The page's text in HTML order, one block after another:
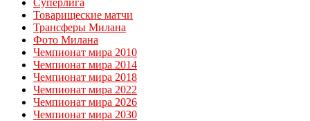
Суперлига
Товарищеские матчи
Трансферы Милана
Фото Милана
Чемпионат мира 2010
Чемпионат мира 2014
Чемпионат мира 2018
Чемпионат мира 2022
Чемпионат мира 2026
Чемпионат мира 2030